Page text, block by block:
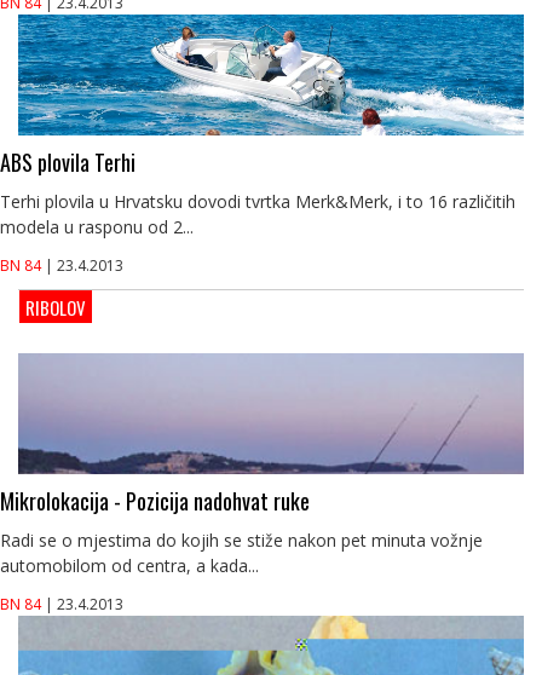
ABS plovila Terhi
Terhi plovila u Hrvatsku dovodi tvrtka Merk&Merk, i to 16 različitih
modela u rasponu od 2...
BN 84 | 23.4.2013
RIBOLOV
Mikrolokacija - Pozicija nadohvat ruke
Radi se o mjestima do kojih se stiže nakon pet minuta vožnje
automobilom od centra, a kada...
BN 84 | 23.4.2013